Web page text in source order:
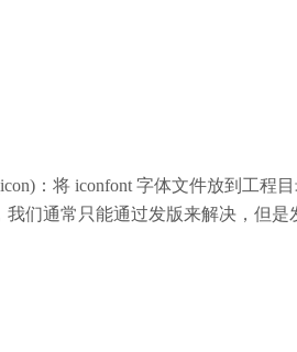
：将 iconfont 字体文件放到工程
们通常只能通过发版来解决，但是